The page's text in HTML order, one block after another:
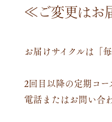
≪ご変更はお
お届けサイクルは「
2回目以降の定期コ
電話またはお問い合